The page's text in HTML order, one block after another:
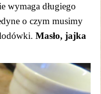
wymaga długiego
o czym musimy
Masło, jajka